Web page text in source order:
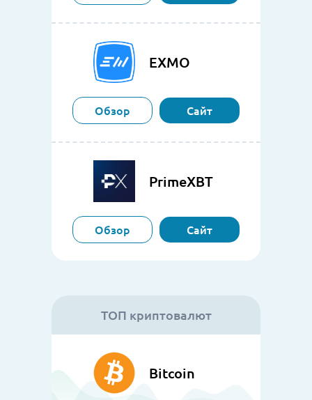
EXMO
Обзор Сайт
PrimeXBT
Обзор Сайт
ТОП криптовалют
Bitcoin